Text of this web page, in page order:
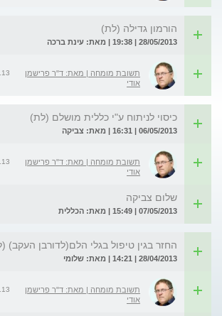
הורמון גדילה (לת)
28/05/2013 | 19:38 | מאת: עינת ברכה
תשובת מומחה | מאת: ד"ר פרישמן
אודי
כיסוי לניתוח ע"י כללית מושלם (לת)
06/05/2013 | 16:31 | מאת: צביקה
תשובת מומחה | מאת: ד"ר פרישמן
אודי
שלום צביקה
07/05/2013 | 15:49 | מאת: הכללית
החזר בגין טיפול בגלי הלם(לדורבן העקב)
28/04/2013 | 14:21 | מאת: שלומי
תשובת מומחה | מאת: ד"ר פרישמן
אודי